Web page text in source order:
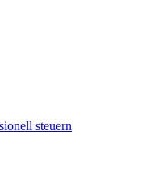
steuern